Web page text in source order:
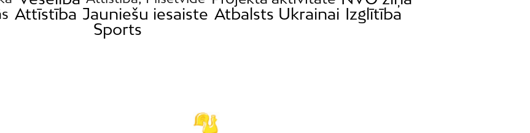
Attīstība Jauniešu iesaiste Atbalsts Ukrainai Izglītība
Sports